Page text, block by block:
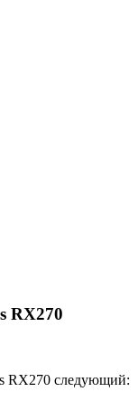
RX270
RX270 следующий: